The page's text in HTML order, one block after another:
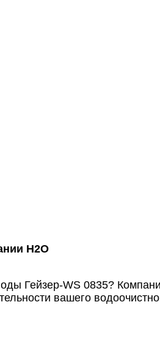
Н2О
Гейзер-WS 0835?
вашего